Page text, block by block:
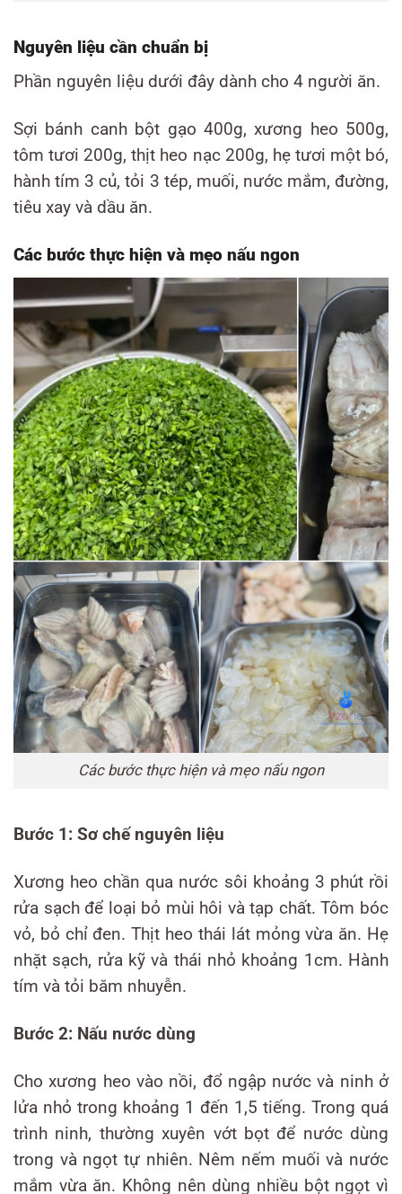
Nguyên liệu cần chuẩn bị
Phần nguyên liệu dưới đây dành cho 4 người ăn.
Sợi bánh canh bột gạo 400g, xương heo 500g,
tôm tươi 200g, thịt heo nạc 200g, hẹ tươi một bó,
hành tím 3 củ, tỏi 3 tép, muối, nước mắm, đường,
tiêu xay và dầu ăn.
Các bước thực hiện và mẹo nấu ngon
Các bước thực hiện và mẹo nấu ngon
Bước 1: Sơ chế nguyên liệu
Xương heo chần qua nước sôi khoảng 3 phút rồi
rửa sạch để loại bỏ mùi hôi và tạp chất. Tôm bóc
vỏ, bỏ chỉ đen. Thịt heo thái lát mỏng vừa ăn. Hẹ
nhặt sạch, rửa kỹ và thái nhỏ khoảng 1cm. Hành
tím và tỏi băm nhuyễn.
Bước 2: Nấu nước dùng
Cho xương heo vào nồi, đổ ngập nước và ninh ở
lửa nhỏ trong khoảng 1 đến 1,5 tiếng. Trong quá
trình ninh, thường xuyên vớt bọt để nước dùng
trong và ngọt tự nhiên. Nêm nếm muối và nước
mắm vừa ăn. Không nên dùng nhiều bột ngọt vì